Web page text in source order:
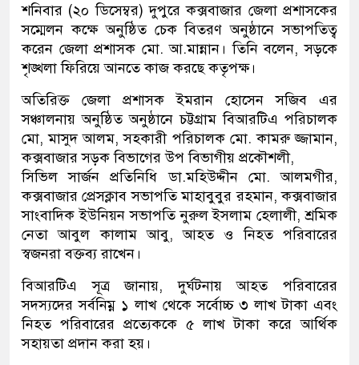
শনিবার (২০ ডিসেম্বর) দুপুরে কক্সবাজার জেলা প্রশাসকের
সম্মেলন কক্ষে অনুষ্ঠিত চেক বিতরণ অনুষ্ঠানে সভাপতিত্ব
করেন জেলা প্রশাসক মো. আ.মান্নান। তিনি বলেন, সড়কে
শৃঙ্খলা ফিরিয়ে আনতে কাজ করছে কতৃপক্ষ।
অতিরিক্ত জেলা প্রশাসক ইমরান হোসেন সজিব এর
সঞ্চালনায় অনুষ্ঠিত অনুষ্ঠানে চট্টগ্রাম বিআরটিএ পরিচালক
মো, মাসুদ আলম, সহকারী পরিচালক মো. কামরু জ্জামান,
কক্সবাজার সড়ক বিভাগের উপ বিভাগীয় প্রকৌশলী,
সিভিল সার্জন প্রতিনিধি ডা.মহিউদ্দীন মো. আলমগীর,
কক্সবাজার প্রেসক্লাব সভাপতি মাহাবুবুর রহমান, কক্সবাজার
সাংবাদিক ইউনিয়ন সভাপতি নুরুল ইসলাম হেলালী, শ্রমিক
নেতা আবুল কালাম আবু, আহত ও নিহত পরিবারের
স্বজনরা বক্তব্য রাখেন।
বিআরটিএ সূত্র জানায়, দুর্ঘটনায় আহত পরিবারের
সদস্যদের সর্বনিম্ন ১ লাখ থেকে সর্বোচ্চ ৩ লাখ টাকা এবং
নিহত পরিবারের প্রত্যেককে ৫ লাখ টাকা করে আর্থিক
সহায়তা প্রদান করা হয়।